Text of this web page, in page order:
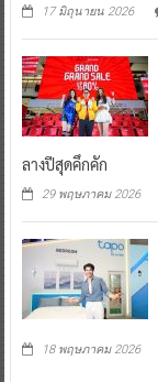
17 มิถุนายน 2026
ลางปีสุดคึกคัก
29 พฤษภาคม 2026
18 พฤษภาคม 2026